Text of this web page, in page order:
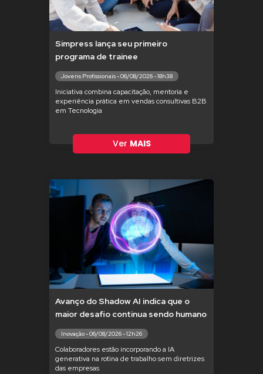
Simpress lança seu primeiro
programa de trainee
Jovens Profissionais - 06/08/2026 - 18h38
Iniciativa combina capacitação, mentoria e
experiência prática em vendas consultivas B2B
em Tecnologia
Ver MAIS
Avanço do Shadow AI indica que o
maior desafio continua sendo humano
Inovação - 06/08/2026 - 12h26
Colaboradores estão incorporando a IA
generativa na rotina de trabalho sem diretrizes
das empresas